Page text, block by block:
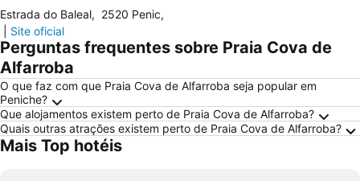
Estrada do Baleal, 2520 Penic,
Site oficial
Perguntas frequentes sobre Praia Cova de
Alfarroba
O que faz com que Praia Cova de Alfarroba seja popular em
Peniche?
Que alojamentos existem perto de Praia Cova de Alfarroba?
Quais outras atrações existem perto de Praia Cova de Alfarroba?
Mais Top hotéis